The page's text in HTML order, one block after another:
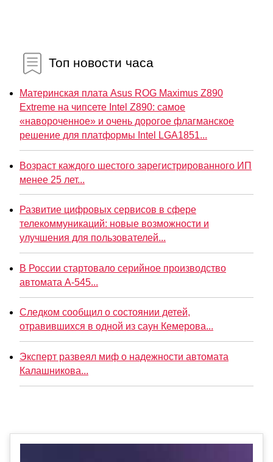
Топ новости часа
Материнская плата Asus ROG Maximus Z890
Extreme на чипсете Intel Z890: самое
«навороченное» и очень дорогое флагманское
решение для платформы Intel LGA1851...
Возраст каждого шестого зарегистрированного ИП
менее 25 лет...
Развитие цифровых сервисов в сфере
телекоммуникаций: новые возможности и
улучшения для пользователей...
В России стартовало серийное производство
автомата А-545...
Следком сообщил о состоянии детей,
отравившихся в одной из саун Кемерова...
Эксперт развеял миф о надежности автомата
Калашникова...